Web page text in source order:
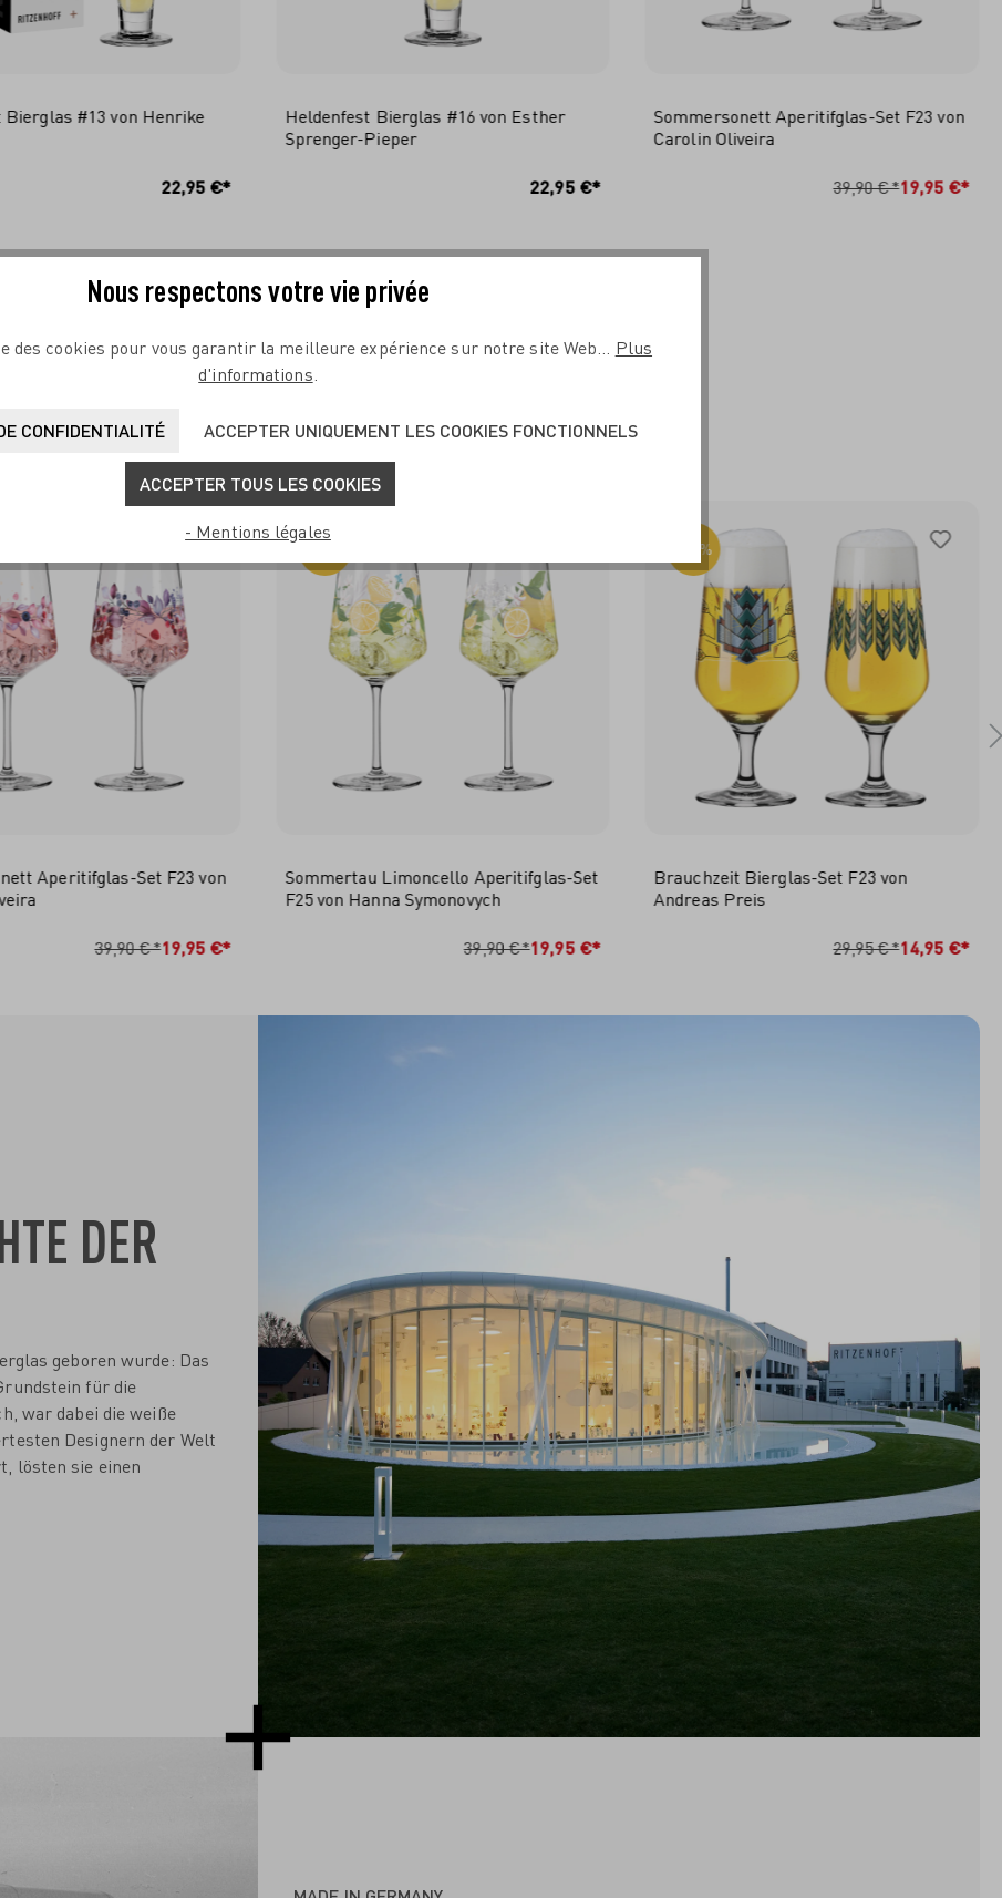
Bierglas #13 von Henrike
22,95 €*
Heldenfest Bierglas #16 von Esther
Sprenger-Pieper
22,95 €*
Sommersonett Aperitifglas-Set F23 von
Carolin Oliveira
39,90 €*19,95 €*
COMPLÉTEZ VOTRE TABLE
ACHETÉS ENSEMBLE
Aperitifglas-Set F23 von
39,90 €*19,95 €*
Sommertau Limoncello Aperitifglas-Set
F25 von Hanna Symonovych
39,90 €*19,95 €*
-50%
Brauchzeit Bierglas-Set F23 von
Andreas Preis
29,95 €*14,95 €*
DER
geboren wurde: Das
für die
war dabei die weiße
Designern der Welt
lösten sie einen
Nous respectons votre vie privée
des cookies pour vous garantir la meilleure expérience sur notre site Web... Plus
d'informations
CONFIDENTIALITÉ ACCEPTER UNIQUEMENT LES COOKIES FONCTIONNELS
ACCEPTER TOUS LES COOKIES
- Mentions légales